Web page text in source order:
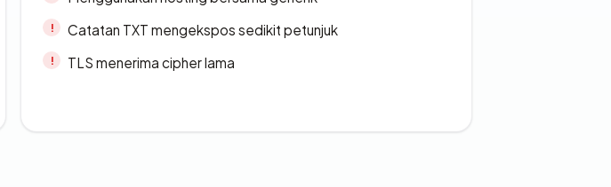
Catatan TXT mengekspos sedikit petunjuk
TLS menerima cipher lama